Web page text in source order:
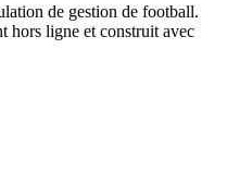
de gestion de football.
hors ligne et construit avec